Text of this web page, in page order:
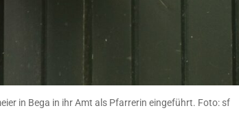
in Bega in ihr Amt als Pfarrerin eingeführt. Foto: sf